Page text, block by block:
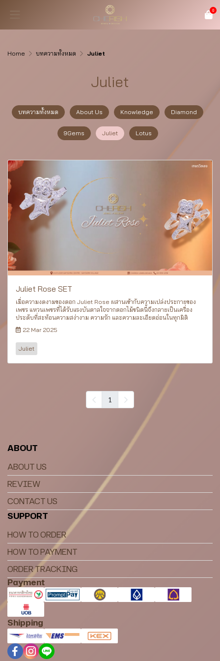
0
Home บทความทั้งหมด Juliet
Juliet
บทความทั้งหมด About Us Knowledge Diamond
9Gems Juliet Lotus
Juliet Rose SET
เมื่อความงดงามของดอก Juliet Rose ผสานเข้ากับความเปล่งประกายของ
เพชร แหวนเพชรที่ได้รับแรงบันดาลใจจากดอกไม้ชนิดนี้จึงกลายเป็นเครื่อง
ประดับที่สะท้อนความสง่างาม ความรัก และความละเอียดอ่อนในทุกมิติ
22 Mar 2025
Juliet
1
ABOUT
ABOUT US
REVIEW
CONTACT US
SUPPORT
HOW TO ORDER
HOW TO PAYMENT
ORDER TRACKING
Payment
Shipping